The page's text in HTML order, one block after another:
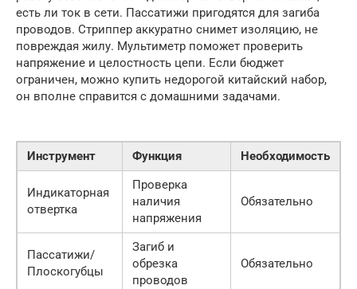
есть ли ток в сети. Пассатижи пригодятся для загиба
проводов. Стриппер аккуратно снимет изоляцию, не
повреждая жилу. Мультиметр поможет проверить
напряжение и целостность цепи. Если бюджет
ограничен, можно купить недорогой китайский набор,
он вполне справится с домашними задачами.
Инструмент Функция Необходимость
Индикаторная
отвертка
Проверка
наличия
напряжения
Обязательно
Пассатижи/
Плоскогубцы
Загиб и
обрезка
проводов
Обязательно